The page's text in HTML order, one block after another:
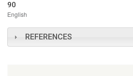
90
English
REFERENCES